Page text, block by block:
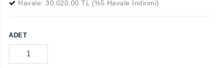
Havale: 30.020,00 TL (%5 Havale İndirimi)
ADET